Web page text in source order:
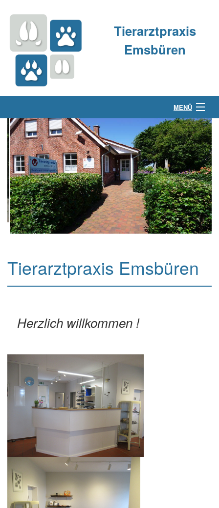
Tierarztpraxis
Emsbüren
MENÜ
Über uns
Kleintierpraxis
Großtierpraxis
Kontakt & Anfahrt
Tierarztpraxis Emsbüren
Herzlich willkommen !